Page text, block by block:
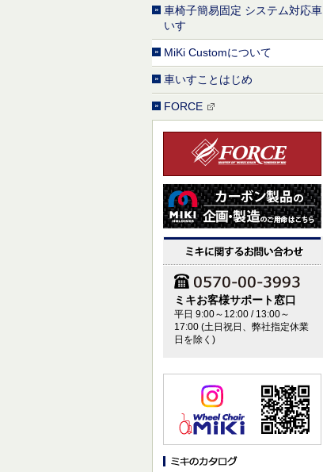
車椅子簡易固定 システム対応車
いす
MiKi Customについて
車いすことはじめ
FORCE
ミキお客様サポート窓口
平日 9:00～12:00 / 13:00～
17:00 (土日祝日、弊社指定休業
日を除く)